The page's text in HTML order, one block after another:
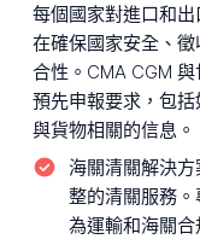
每個國家對進口和
在確保國家安全、
合性。CMA CGM
預先申報要求，包
與貨物相關的信息。
海關清關解決方
整的清關服務。
為運輸和海關